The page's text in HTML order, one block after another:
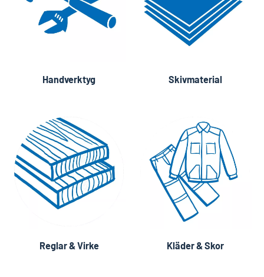
Handverktyg Skivmaterial
Reglar & Virke Kläder & Skor